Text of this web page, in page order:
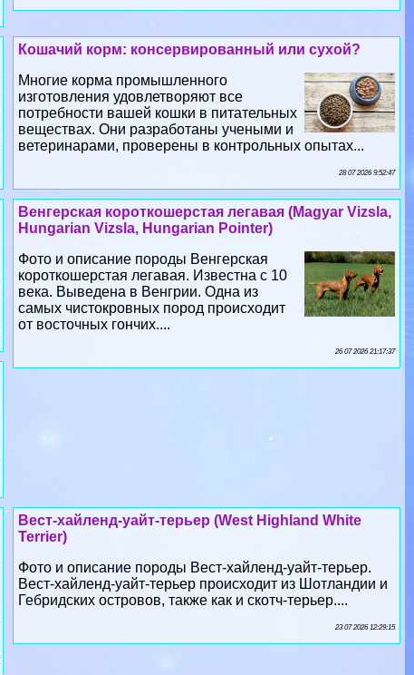
Кошачий корм: консервированный или сухой?
Многие корма промышленного
изготовления удовлетворяют все
потребности вашей кошки в питательных
веществах. Они разработаны учеными и
ветеринарами, проверены в контрольных опытах...
28 07 2026 9:52:47
Венгерская короткошерстая легавая (Magyar Vizsla,
Hungarian Vizsla, Hungarian Pointer)
Фото и описание породы Венгерская
короткошерстая легавая. Известна с 10
века. Выведена в Венгрии. Одна из
самых чистокровных пород происходит
от восточных гончих....
26 07 2026 21:17:37
Вест-хайленд-уайт-терьер (West Highland White
Terrier)
Фото и описание породы Вест-хайленд-уайт-терьер.
Вест-хайленд-уайт-терьер происходит из Шотландии и
Гебридских островов, также как и скотч-терьер....
23 07 2026 12:29:15